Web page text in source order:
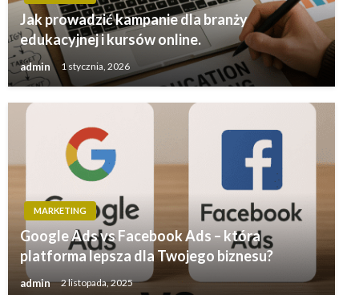
Jak prowadzić kampanie dla branży
edukacyjnej i kursów online.
admin 1 stycznia, 2026
MARKETING
Google Ads vs Facebook Ads – która
platforma lepsza dla Twojego biznesu?
admin 2 listopada, 2025